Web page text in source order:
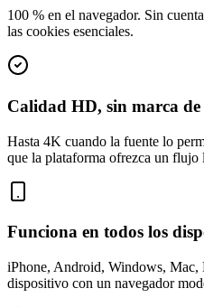
100 % en el navegador. Sin
las cookies esenciales.
Calidad HD, sin marca de
Hasta 4K cuando la fuente lo
que la plataforma ofrezca un flujo
Funciona en todos los
iPhone, Android, Windows, Mac,
dispositivo con un navegador